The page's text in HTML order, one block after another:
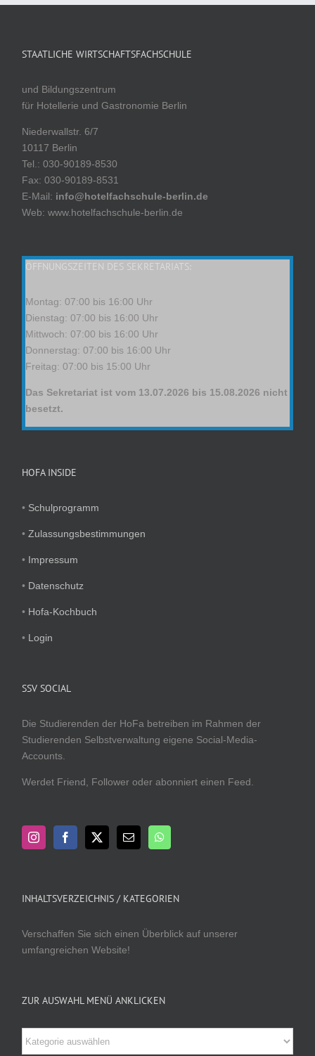
STAATLICHE WIRTSCHAFTSFACHSCHULE
und Bildungszentrum
für Hotellerie und Gastronomie Berlin
Niederwallstr. 6/7
10117 Berlin
Tel.: 030-90189-8530
Fax: 030-90189-8531
E-Mail: info@hotelfachschule-berlin.de
Web: www.hotelfachschule-berlin.de
ÖFFNUNGSZEITEN DES SEKRETARIATS:
Montag: 07:00 bis 16:00 Uhr
Dienstag: 07:00 bis 16:00 Uhr
Mittwoch: 07:00 bis 16:00 Uhr
Donnerstag: 07:00 bis 16:00 Uhr
Freitag: 07:00 bis 15:00 Uhr
Das Sekretariat ist vom 13.07.2026 bis 15.08.2026 nicht
besetzt.
HOFA INSIDE
• Schulprogramm
•Zulassungsbestimmungen
• Impressum
• Datenschutz
• Hofa-Kochbuch
• Login
SSV SOCIAL
Die Studierenden der HoFa betreiben im Rahmen der
Studierenden Selbstverwaltung eigene Social-Media-
Accounts.
Werdet Friend, Follower oder abonniert einen Feed.
INHALTSVERZEICHNIS / KATEGORIEN
Verschaffen Sie sich einen Überblick auf unserer
umfangreichen Website!
ZUR AUSWAHL MENÜ ANKLICKEN
Zur
Auswahl